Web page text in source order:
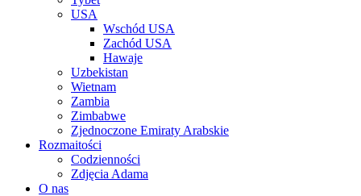
USA
Wschód USA
Zachód USA
Hawaje
Uzbekistan
Wietnam
Zambia
Zimbabwe
Zjednoczone Emiraty Arabskie
Rozmaitości
Codzienności
Zdjęcia Adama
O nas